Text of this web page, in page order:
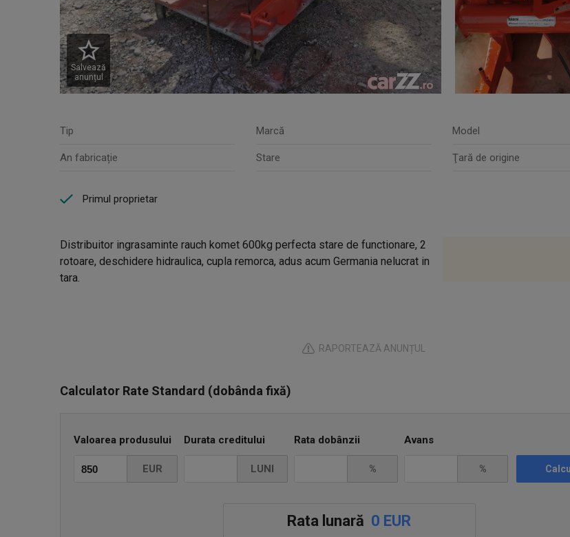
Salvează
anunțul
Tip Marcă Model
An fabricație Stare Ţară de origine
Primul proprietar
Distribuitor ingrasaminte rauch komet 600kg perfecta stare de functionare, 2
rotoare, deschidere hidraulica, cupla remorca, adus acum Germania nelucrat in
tara.
RAPORTEAZĂ ANUNȚUL
Calculator Rate Standard (dobânda fixă)
Valoarea produsului
EUR
Durata creditului
LUNI
Rata dobânzii
%
Avans
%
Rata lunară 0 EUR